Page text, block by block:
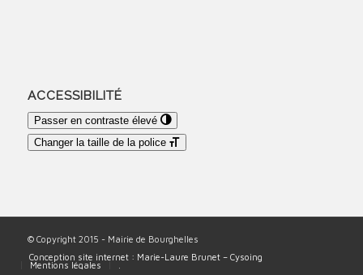
ACCESSIBILITÉ
Passer en contraste élevé
Changer la taille de la police
© Copyright 2015 - Mairie de Bourghelles
Conception site internet : Marie-Laure Brunet – Cysoing
Mentions légales